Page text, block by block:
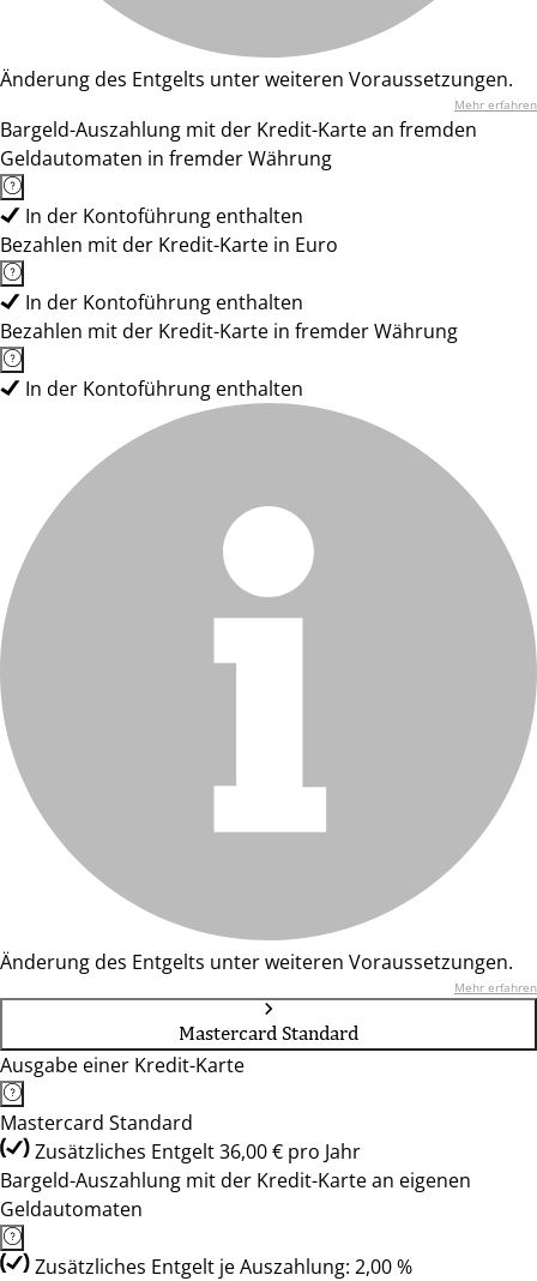
Änderung des Entgelts unter weiteren Voraussetzungen.
Mehr erfahren
Bargeld-Auszahlung mit der Kredit-Karte an fremden
Geldautomaten in fremder Währung
In der Kontoführung enthalten
Bezahlen mit der Kredit-Karte in Euro
In der Kontoführung enthalten
Bezahlen mit der Kredit-Karte in fremder Währung
In der Kontoführung enthalten
Änderung des Entgelts unter weiteren Voraussetzungen.
Mehr erfahren
Mastercard Standard
Ausgabe einer Kredit-Karte
Mastercard Standard
Zusätzliches Entgelt 36,00 € pro Jahr
Bargeld-Auszahlung mit der Kredit-Karte an eigenen
Geldautomaten
Zusätzliches Entgelt je Auszahlung: 2,00 %